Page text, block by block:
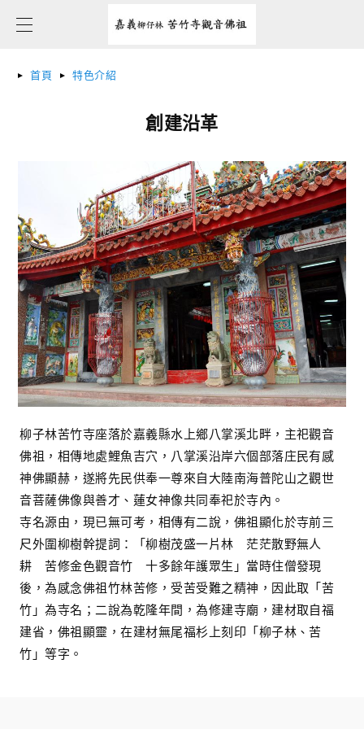
首頁 特色介紹
創建沿革
柳子林苦竹寺座落於嘉義縣水上鄉八掌溪北畔，主祀觀音
佛祖，相傳地處鯉魚吉穴，八掌溪沿岸六個部落庄民有感
神佛顯赫，遂將先民供奉一尊來自大陸南海普陀山之觀世
音菩薩佛像與善才、蓮女神像共同奉祀於寺內。
寺名源由，現已無可考，相傳有二說，佛祖顯化於寺前三
尺外圍柳樹幹提詞：「柳樹茂盛一片林 茫茫散野無人
耕 苦修金色觀音竹 十多餘年護眾生」當時住僧發現
後，為感念佛祖竹林苦修，受苦受難之精神，因此取「苦
竹」為寺名；二說為乾隆年間，為修建寺廟，建材取自福
建省，佛祖顯靈，在建材無尾福杉上刻印「柳子林、苦
竹」等字。